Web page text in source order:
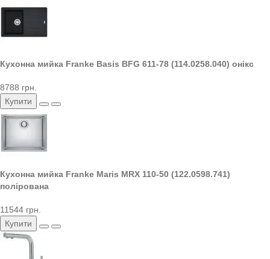
Кухонна мийка Franke Basis BFG 611-78 (114.0258.040) онікс
8788 грн.
Купити
Кухонна мийка Franke Maris MRX 110-50 (122.0598.741)
полірована
11544 грн.
Купити